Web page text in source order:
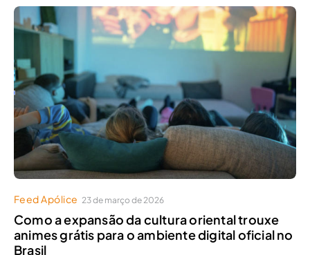
Feed Apólice 23 de março de 2026
Como a expansão da cultura oriental trouxe
animes grátis para o ambiente digital oficial no
Brasil